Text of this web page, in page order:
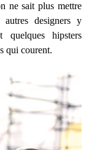
ne sait plus mettre
designers y
hipsters
qui courent.